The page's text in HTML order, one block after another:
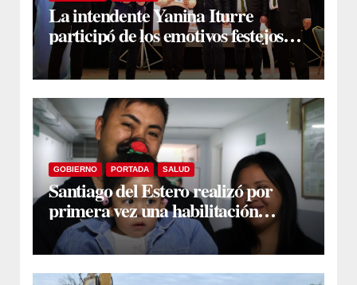
La intendente Yanina Iturre
participó de los emotivos festejos
por el Aniversario del Taekwon-Do
en Fernández
GOBIERNO PORTADA SALUD
Santiago del Estero realizó por
primera vez una habilitación
auditiva con vincha de conducción
ósea